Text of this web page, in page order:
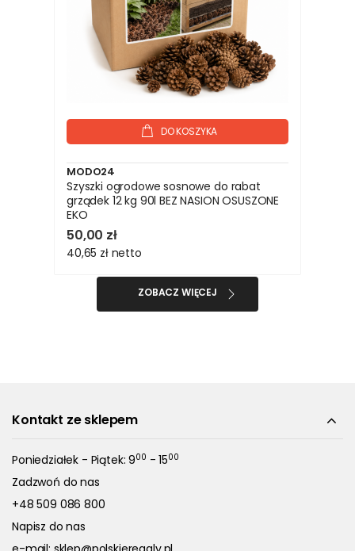
DO KOSZYKA
MODO24
Szyszki ogrodowe sosnowe do rabat
grządek 12 kg 90l BEZ NASION OSUSZONE
EKO
50,00 zł
40,65 zł netto
ZOBACZ WIĘCEJ
Kontakt ze sklepem
Poniedziałek - Piątek: 900 - 1500
Zadzwoń do nas
+48 509 086 800
Napisz do nas